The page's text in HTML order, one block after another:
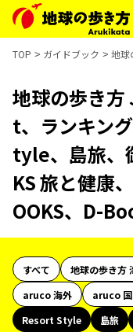
TOP ガイドブック 地球
地球の歩き方
t、ランキン
tyle、島旅、
KS 旅と健康
OOKS、D-
すべて 地球の歩き方
aruco 海外
aruco 国
Resort Style
島旅